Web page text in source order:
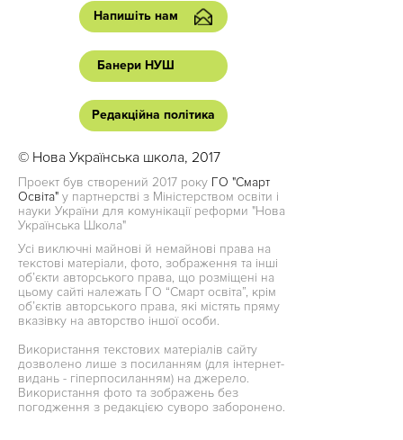
Напишіть нам
Банери НУШ
Редакційна політика
© Нова Українська школа, 2017
Проект був створений 2017 року ГО "Смарт
Освіта" у партнерстві з Міністерством освіти і
науки України для комунікації реформи "Нова
Українська Школа"
Усі виключні майнові й немайнові права на
текстові матеріали, фото, зображення та інші
об’єкти авторського права, що розміщені на
цьому сайті належать ГО “Смарт освіта”, крім
об’єктів авторського права, які містять пряму
вказівку на авторство іншої особи.
Використання текстових матеріалів сайту
дозволено лише з посиланням (для інтернет-
видань - гіперпосиланням) на джерело.
Використання фото та зображень без
погодження з редакцією суворо заборонено.